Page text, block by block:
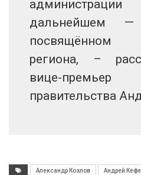
дальнейшем
посвящённом
региона, –
вице-премьер
правительства
Александр Козлов Андрей